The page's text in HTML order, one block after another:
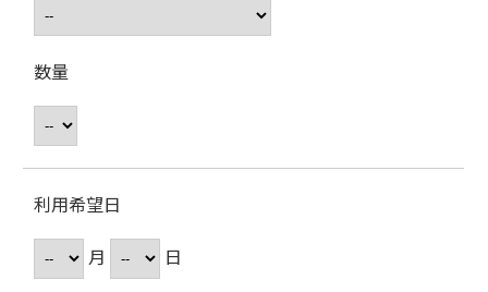
数量
利用希望日
月
日